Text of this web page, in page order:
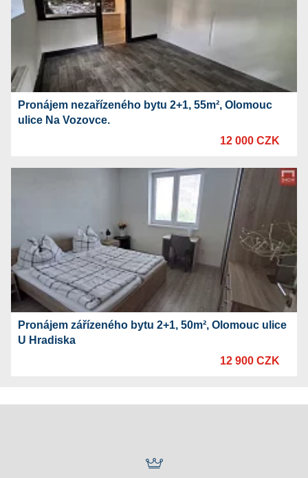
Pronájem nezařízeného bytu 2+1, 55m², Olomouc
ulice Na Vozovce.
12 000 CZK
Pronájem zářízeného bytu 2+1, 50m², Olomouc ulice
U Hradiska
12 900 CZK